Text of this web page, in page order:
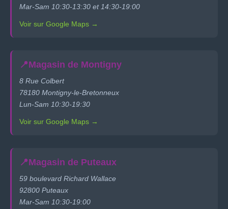
Mar-Sam 10:30-13:30 et 14:30-19:00
Voir sur Google Maps →
📍Magasin de Montigny
8 Rue Colbert
78180 Montigny-le-Bretonneux
Lun-Sam 10:30-19:30
Voir sur Google Maps →
📍Magasin de Puteaux
59 boulevard Richard Wallace
92800 Puteaux
Mar-Sam 10:30-19:00